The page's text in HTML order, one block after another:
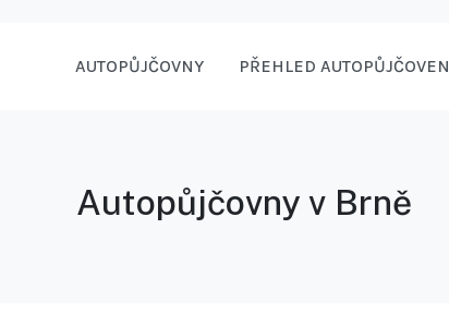
AUTOPŮJČOVNY PŘEHLED AUTOPŮJČOVEN
Autopůjčovny v Brně